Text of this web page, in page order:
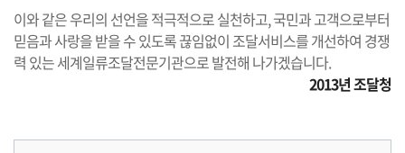
이와 같은 우리의 선언을 적극적으로 실천하고, 국민과 고객으로부터
믿음과 사랑을 받을 수 있도록 끊임없이 조달서비스를 개선하여 경쟁
력 있는 세계일류조달전문기관으로 발전해 나가겠습니다.
2013년 조달청